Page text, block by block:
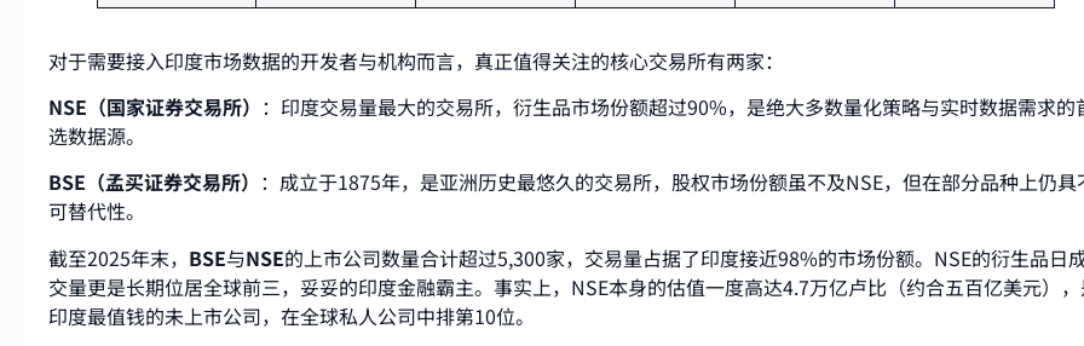
对于需要接入印度市场数据的开发者与机构而言，真正值得关注的核心交易所有两家：
NSE（国家证券交易所） ：印度交易量最大的交易所，衍生品市场份额超过90%，是绝大多数量化策略与实时数据需求的
选数据源。
BSE（孟买证券交易所） ：成立于1875年，是亚洲历史最悠久的交易所，股权市场份额虽不及NSE，但在部分品种上仍具
可替代性。
截至2025年末， BSE与NSE的上市公司数量合计超过5,300家，交易量占据了印度接近98%的市场份额。NSE的衍生品日
交量更是长期位居全球前三，妥妥的印度金融霸主。事实上，NSE本身的估值一度高达4.7万亿卢比（约合五百亿美元）
印度最值钱的未上市公司，在全球私人公司中排第10位。